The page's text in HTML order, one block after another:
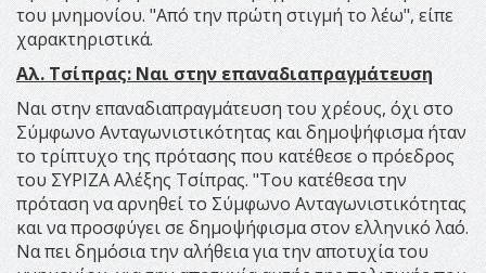
του μνημονίου. "Από την πρώτη στιγμή το λέω", είπε
χαρακτηριστικά.
Αλ. Τσίπρας: Ναι στην επαναδιαπραγμάτευση
Ναι στην επαναδιαπραγμάτευση του χρέους, όχι στο
Σύμφωνο Ανταγωνιστικότητας και δημοψήφισμα ήταν
το τρίπτυχο της πρότασης που κατέθεσε ο πρόεδρος
του ΣΥΡΙΖΑ Αλέξης Τσίπρας. "Του κατέθεσα την
πρόταση να αρνηθεί το Σύμφωνο Ανταγωνιστικότητας
και να προσφύγει σε δημοψήφισμα στον ελληνικό λαό.
Να πει δημόσια την αλήθεια για την αποτυχία του